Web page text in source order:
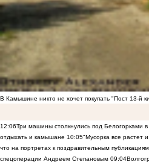
В Камышине никто не хочет покупать "Пост 13-й
12:06Три машины столкнулись под Белогорками
отдыхать и камышане 10:05"Мусорка все растет
что на портретах к поздравительным публикациям
спецоперации Андреем Степановым 09:04